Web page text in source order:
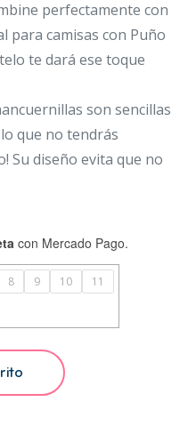
perfectamente con
para camisas con Puño
te dará ese toque
son sencillas
que no tendrás
Su diseño evita que no
con Mercado Pago.
8 9 10 11